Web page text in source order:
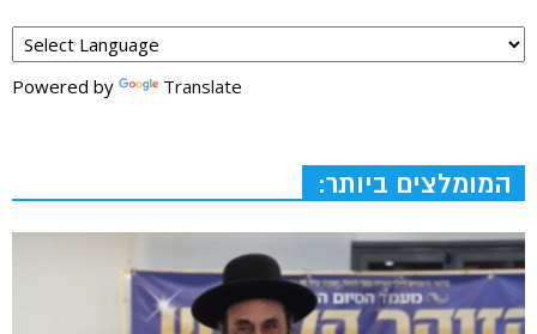
Powered by Translate
המומלצים ביותר: